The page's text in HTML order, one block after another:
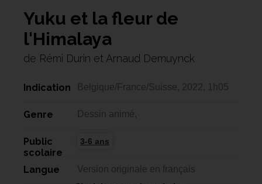
Yuku et la fleur de
l'Himalaya
de Rémi Durin et Arnaud Demuynck
Indication Belgique/France/Suisse, 2022, 1h05
Genre Dessin animé,
Public
scolaire
3-6 ans
Langue Version originale en français